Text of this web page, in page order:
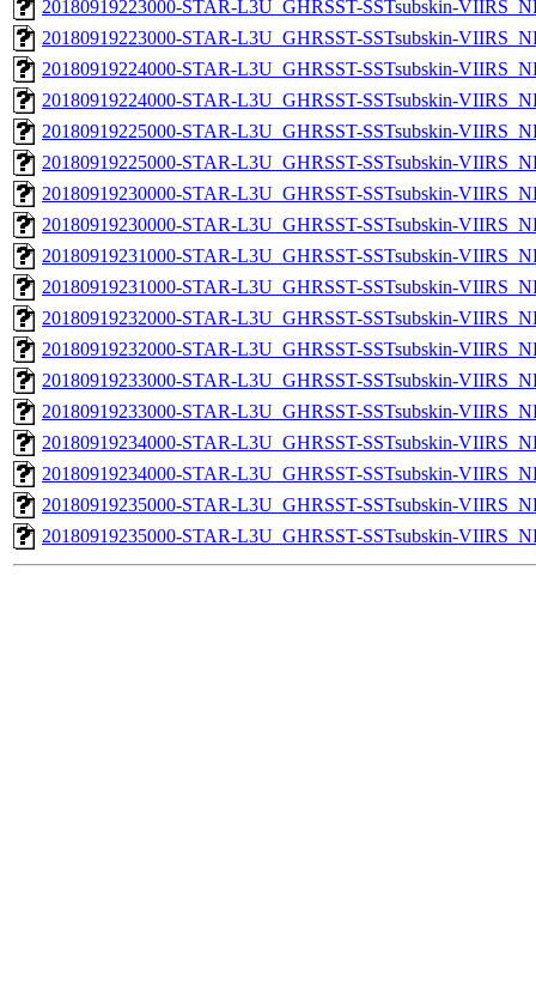
20180919223000-STAR-L3U_GHRSST-SSTsubskin-
20180919223000-STAR-L3U_GHRSST-SSTsubskin-
20180919224000-STAR-L3U_GHRSST-SSTsubskin-
20180919224000-STAR-L3U_GHRSST-SSTsubskin-
20180919225000-STAR-L3U_GHRSST-SSTsubskin-
20180919225000-STAR-L3U_GHRSST-SSTsubskin-
20180919230000-STAR-L3U_GHRSST-SSTsubskin-
20180919230000-STAR-L3U_GHRSST-SSTsubskin-
20180919231000-STAR-L3U_GHRSST-SSTsubskin-
20180919231000-STAR-L3U_GHRSST-SSTsubskin-
20180919232000-STAR-L3U_GHRSST-SSTsubskin-
20180919232000-STAR-L3U_GHRSST-SSTsubskin-
20180919233000-STAR-L3U_GHRSST-SSTsubskin-
20180919233000-STAR-L3U_GHRSST-SSTsubskin-
20180919234000-STAR-L3U_GHRSST-SSTsubskin-
20180919234000-STAR-L3U_GHRSST-SSTsubskin-
20180919235000-STAR-L3U_GHRSST-SSTsubskin-
20180919235000-STAR-L3U_GHRSST-SSTsubskin-